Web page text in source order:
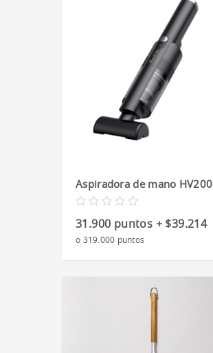
Aspiradora de mano HV200
31.900 puntos + $39.214
o 319.000 puntos